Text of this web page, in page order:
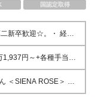
国認定取得
新卒歓迎☆。・ 経験
にお店を盛り上げて
な方にピ
するのが好きな方 ＊
方
◆